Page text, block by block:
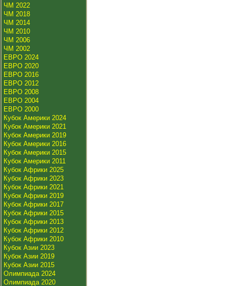
ЧМ 2022
ЧМ 2018
ЧМ 2014
ЧМ 2010
ЧМ 2006
ЧМ 2002
ЕВРО 2024
ЕВРО 2020
ЕВРО 2016
ЕВРО 2012
ЕВРО 2008
ЕВРО 2004
ЕВРО 2000
Кубок Америки 2024
Кубок Америки 2021
Кубок Америки 2019
Кубок Америки 2016
Кубок Америки 2015
Кубок Америки 2011
Кубок Африки 2025
Кубок Африки 2023
Кубок Африки 2021
Кубок Африки 2019
Кубок Африки 2017
Кубок Африки 2015
Кубок Африки 2013
Кубок Африки 2012
Кубок Африки 2010
Кубок Азии 2023
Кубок Азии 2019
Кубок Азии 2015
Олимпиада 2024
Олимпиада 2020